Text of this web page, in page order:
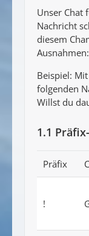
Unser Chat
Nachricht
diesem
Beispiel: Mit
folgenden
Willst du
1.1
Präfix
!